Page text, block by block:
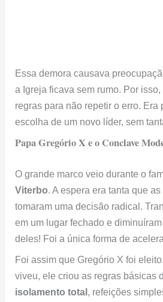
Essa demora causava
a Igreja ficava sem rumo. Por
regras para não repetir o erro. Era
escolha de um novo líder, sem
Papa Gregório X e o Conclave
O grande marco veio durante o
Viterbo. A espera era tanta que
tomaram uma decisão radical.
em um lugar fechado e
deles! Foi a única forma de
Foi assim que Gregório X foi
viveu, ele criou as regras básicas
isolamento total, refeições